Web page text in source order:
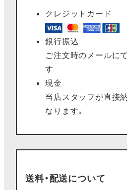
クレジットカード
銀行振込
ご注文時のメールに
す
現金
当店スタッフが直接
なります。
送料・配送について